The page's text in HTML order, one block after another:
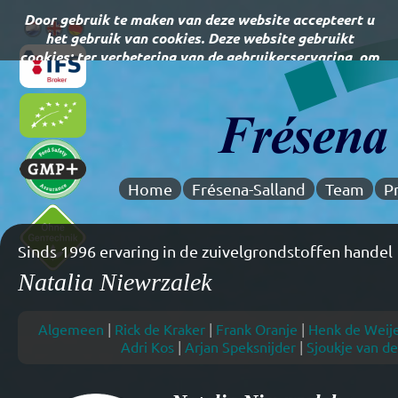
Home Frésena-Salland Team
Natalia Niewrzalek
Sinds 1996 ervaring in de zuivelgrondstoffen handel
Algemeen | Rick de Kraker | Frank Oranje | Henk de
Adri Kos | Arjan Speksnijder | Sjoukje van